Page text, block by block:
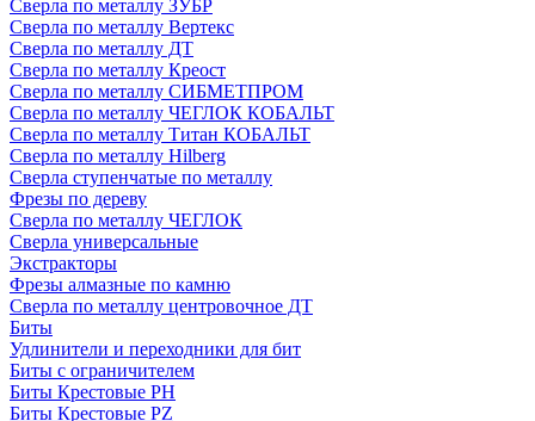
Сверла по металлу ЗУБР
Сверла по металлу Вертекс
Сверла по металлу ДТ
Сверла по металлу Креост
Сверла по металлу СИБМЕТПРОМ
Сверла по металлу ЧЕГЛОК КОБАЛЬТ
Сверла по металлу Титан КОБАЛЬТ
Сверла по металлу Hilberg
Сверла ступенчатые по металлу
Фрезы по дереву
Сверла по металлу ЧЕГЛОК
Сверла универсальные
Экстракторы
Фрезы алмазные по камню
Сверла по металлу центровочное ДТ
Биты
Удлинители и переходники для бит
Биты с ограничителем
Биты Крестовые PH
Биты Крестовые PZ